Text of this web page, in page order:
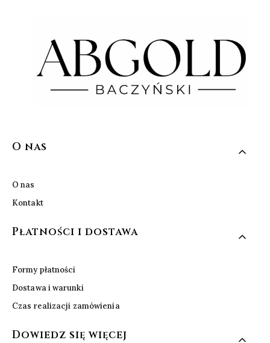
Linki w stopce
O nas
O nas
Kontakt
Płatności i dostawa
Formy płatności
Dostawa i warunki
Czas realizacji zamówienia
Dowiedz się więcej